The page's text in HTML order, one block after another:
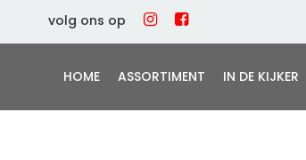
volg ons op
HOME ASSORTIMENT IN DE KIJKER